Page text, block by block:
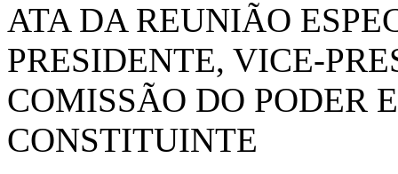
ATA DA REUNIÃO
PRESIDENTE, VICE-
COMISSÃO DO PODER
CONSTITUINTE